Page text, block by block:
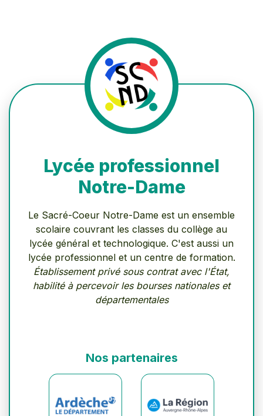
Lycée professionnel
Notre-Dame
Le Sacré-Coeur Notre-Dame est un ensemble
scolaire couvrant les classes du collège au
lycée général et technologique. C'est aussi un
lycée professionnel et un centre de formation.
Établissement privé sous contrat avec l'État,
habilité à percevoir les bourses nationales et
départementales
Nos partenaires